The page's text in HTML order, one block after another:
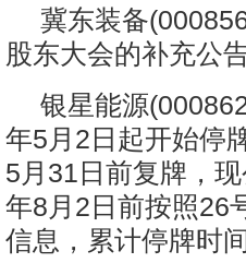
冀东装备
股东大会的补充公告
银星能源
年5月2日起开始停
5月31日前复牌，
年8月2日前按照26
信息，累计停牌时